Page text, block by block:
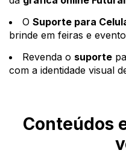
O Suporte para
brinde em feiras e
Revenda o suporte
com a identidade visual
Conteúdos